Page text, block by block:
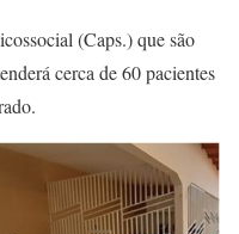
(Caps.) que são
cerca de 60 pacientes